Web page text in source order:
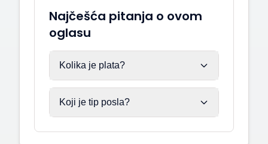
Najčešća pitanja o ovom
oglasu
Kolika je plata?
Koji je tip posla?